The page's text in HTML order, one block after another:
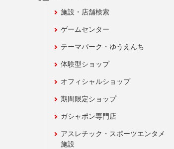
施設・店舗検索
ゲームセンター
テーマパーク・ゆうえんち
体験型ショップ
オフィシャルショップ
期間限定ショップ
ガシャポン専門店
アスレチック・スポーツエンタメ
施設